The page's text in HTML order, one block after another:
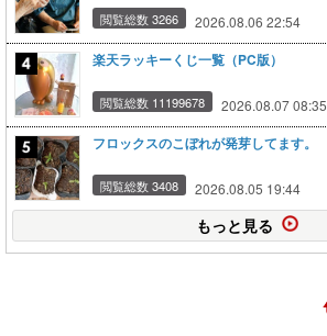
閲覧総数 3266 2026.08.06 22:54
楽天ラッキーくじ一覧（PC版）
閲覧総数 11199678 2026.08.07 08:35
フロックスのこぼれが発芽してます。
閲覧総数 3408 2026.08.05 19:44
もっと見る